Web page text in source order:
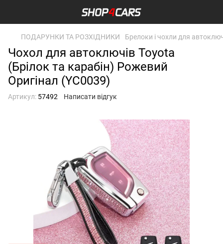
ПОДАРУНКИ ТА РОЗХІДНИКИ Брелоки і чохли для
Чохол для автоключів Toyota
(Брілок та карабін) Рожевий
Оригінал (YC0039)
Артикул: 57492 Написати відгук